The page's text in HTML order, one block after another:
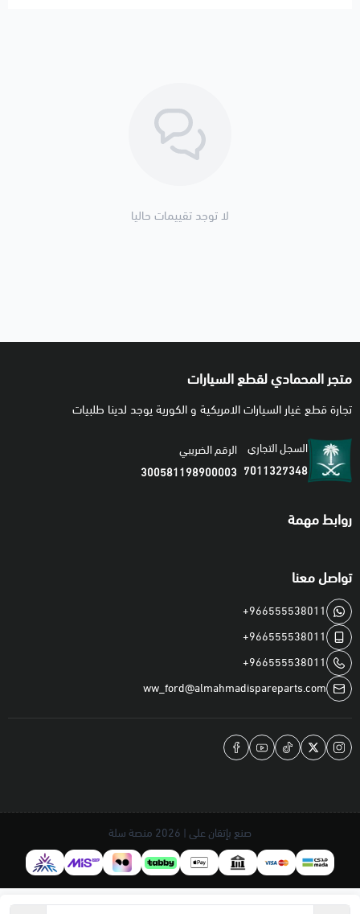
لا توجد تقييمات حاليا
متجر المحمادي لقطع السيارات
تجارة قطع غيار السيارات الامريكية و الكورية يوجد لدينا طلبيات
السجل التجاري
7011327348
الرقم الضريبي
300581198900003
روابط مهمة
تواصل معنا
+966555538011
+966555538011
+966555538011
ww_ford@almahmadispareparts.com
صنع بإتقان على | 2026 منصة سلة